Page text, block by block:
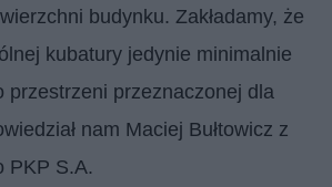
budynku. Zakładamy, że
kubatury jedynie minimalnie
przestrzeni przeznaczonej dla
nam Maciej Bułtowicz z
PKP S.A.